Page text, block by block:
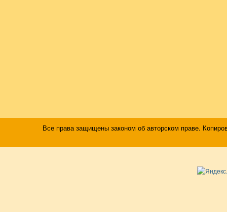
Все права защищены законом об авторском праве.